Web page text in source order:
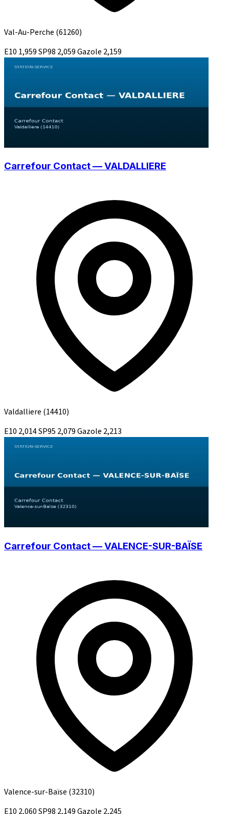
Val-Au-Perche (61260)
E10 1,959SP98 2,059Gazole 2,159
Carrefour Contact — VALDALLIERE
Valdalliere (14410)
E10 2,014SP95 2,079Gazole 2,213
Carrefour Contact — VALENCE-SUR-BAÏSE
Valence-sur-Baïse (32310)
E10 2,060SP98 2,149Gazole 2,245